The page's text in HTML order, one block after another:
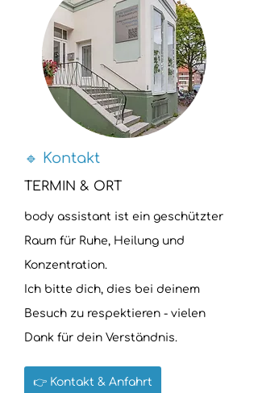
🔹 Kontakt
TERMIN & ORT
body assistant ist ein geschützter
Raum für Ruhe, Heilung und
Konzentration.
Ich bitte dich, dies bei deinem
Besuch zu respektieren - vielen
Dank für dein Verständnis.
👉 Kontakt & Anfahrt